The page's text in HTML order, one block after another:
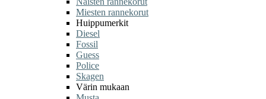
Miesten rannekorut
Huippumerkit
Diesel
Fossil
Guess
Police
Skagen
Värin mukaan